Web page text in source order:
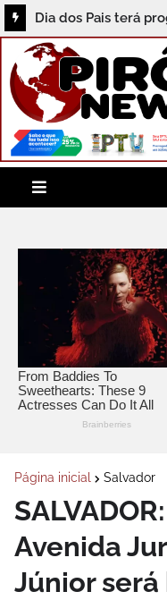
Dia dos Pais terá
Feijoada Histórica
Hotéis
Página inicial Salvador
Avenida
Júnior